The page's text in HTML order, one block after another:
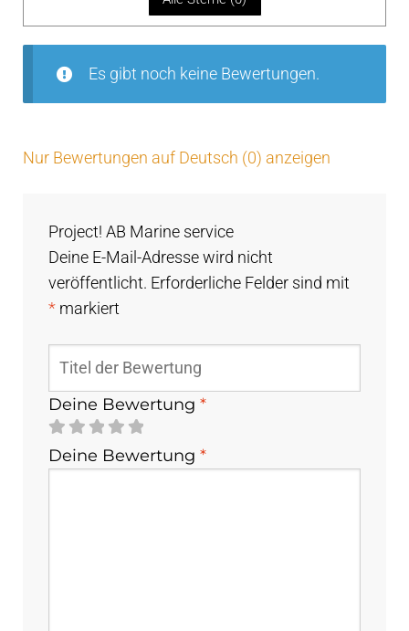
n
5
Es gibt noch keine Bewertungen.
Nur Bewertungen auf Deutsch (0) anzeigen
Project! AB Marine service
Deine E-Mail-Adresse wird nicht
veröffentlicht. Erforderliche Felder sind mit
* markiert
Deine Bewertung*
Deine Bewertung*